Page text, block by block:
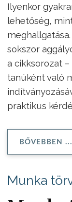
Ilyenkor
lehetőség,
sokszor
a cikksorozat
tanúként való
praktikus
BŐVEBBEN ...
Munka